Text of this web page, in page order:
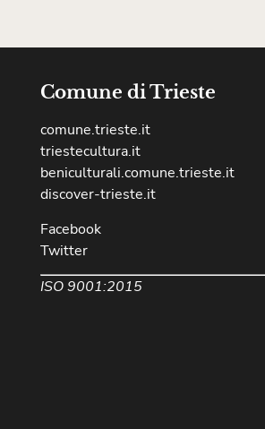
Comune di Trieste
comune.trieste.it
triestecultura.it
beniculturali.comune.trieste.it
discover-trieste.it
Facebook
Twitter
ISO 9001:2015